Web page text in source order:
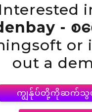
Interested
- စ
or
out a
ကျွန်ုပ်တို့ကိုဆက်သွ